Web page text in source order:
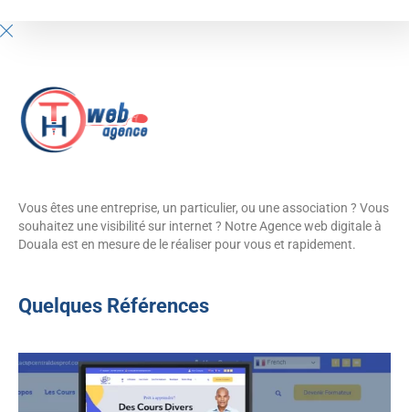
Vous êtes une entreprise, un particulier, ou une association ? Vous
souhaitez une visibilité sur internet ? Notre Agence web digitale à
Douala est en mesure de le réaliser pour vous et rapidement.
Quelques Références